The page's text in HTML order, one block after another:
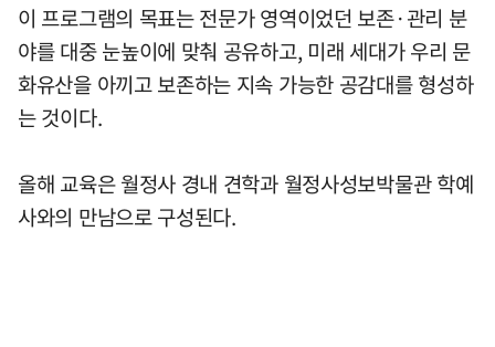
이 프로그램의 목표는 전문가 영역이었던 보존·관리 분
야를 대중 눈높이에 맞춰 공유하고, 미래 세대가 우리 문
화유산을 아끼고 보존하는 지속 가능한 공감대를 형성하
는 것이다.
올해 교육은 월정사 경내 견학과 월정사성보박물관 학예
사와의 만남으로 구성된다.